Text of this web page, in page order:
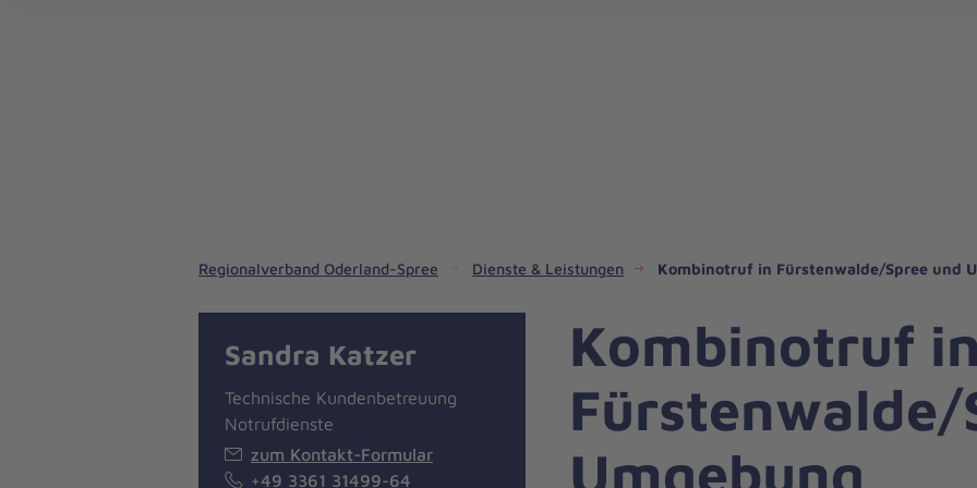
Regionalverband Oderland-Spree Dienste & Leistungen Kombinotruf in Fürstenwalde/Spree und
Kombinotruf in
Fürstenwalde/
Umgebung
Sandra Katzer
Technische Kundenbetreuung
Notrufdienste
zum Kontakt-Formular
+49 3361 31499-64